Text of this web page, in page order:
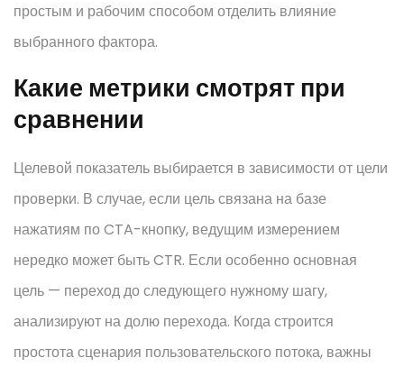
простым и рабочим способом отделить влияние
выбранного фактора.
Какие метрики смотрят при
сравнении
Целевой показатель выбирается в зависимости от цели
проверки. В случае, если цель связана на базе
нажатиям по CTA-кнопку, ведущим измерением
нередко может быть CTR. Если особенно основная
цель — переход до следующего нужному шагу,
анализируют на долю перехода. Когда строится
простота сценария пользовательского потока, важны